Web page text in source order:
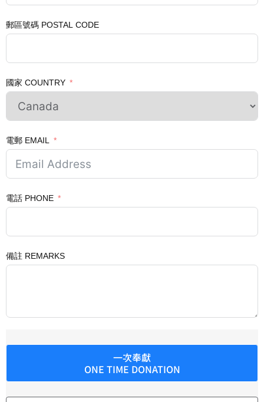
郵區號碼 POSTAL CODE
國家 COUNTRY
電郵 EMAIL
電話 PHONE
備註 REMARKS
一次奉獻
ONE TIME DONATION